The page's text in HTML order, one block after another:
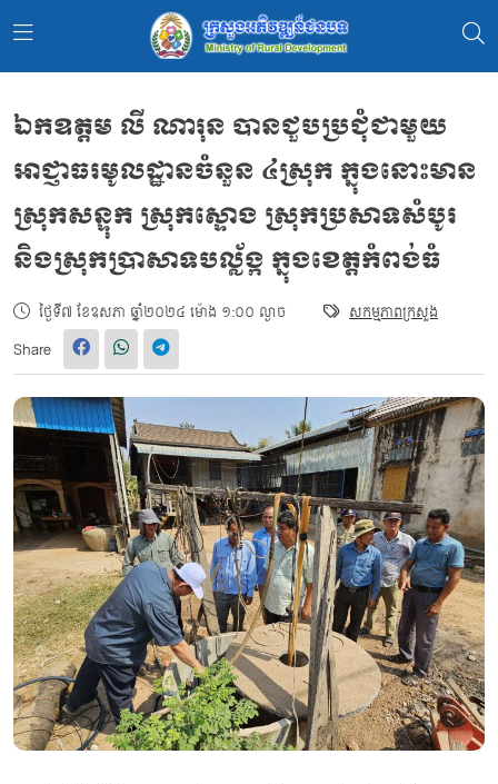
ឯកឧត្តម លី ណារុន បានជួបប្រជុំជាមួយ
អាជ្ញាធរមូលដ្ឋានចំនួន ៤ស្រុក ក្នុងនោះមាន
ស្រុកសន្ទុក ស្រុកស្ទោង ស្រុកប្រសាទសំបូរ
និងស្រុកប្រាសាទបល្ល័ង្ក ក្នុងខេត្តកំពង់ធំ
ថ្ងៃទី៧ ខែឧសភា ឆ្នាំ២០២៤ ម៉ោង ១:០០ ល្ងាច សកម្មភាពក្រសួង
Share